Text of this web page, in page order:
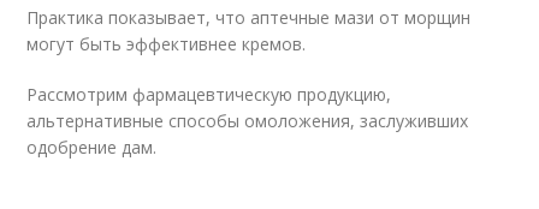
Практика показывает, что аптечные мази от морщин
могут быть эффективнее кремов.
Рассмотрим фармацевтическую продукцию,
альтернативные способы омоложения, заслуживших
одобрение дам.